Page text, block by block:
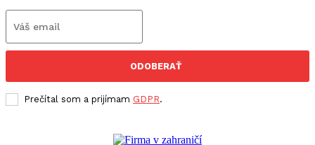
ODOBERAŤ
Prečítal som a prijímam GDPR.